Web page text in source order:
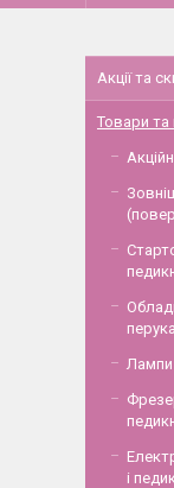
Акції та
Товари та
Лампи
і